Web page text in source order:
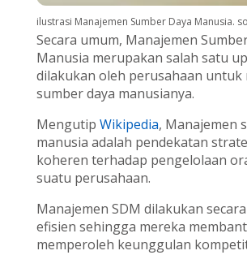
ilustrasi Manajemen Sumber Daya Manusia.
Secara umum, Manajemen
Manusia merupakan salah satu
dilakukan oleh perusahaan
sumber daya manusianya.
Mengutip Wikipedia, Manajemen
manusia adalah pendekatan
koheren terhadap pengelolaan
suatu perusahaan.
Manajemen SDM dilakukan
efisien sehingga mereka
memperoleh keunggulan